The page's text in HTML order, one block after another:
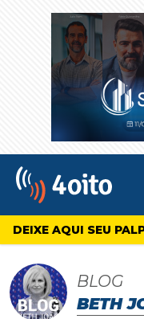
4oito
DEIXE AQUI SEU
BLOG
BETH